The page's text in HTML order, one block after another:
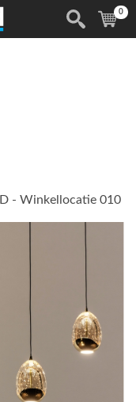
de
(
0
- Winkellocatie 010